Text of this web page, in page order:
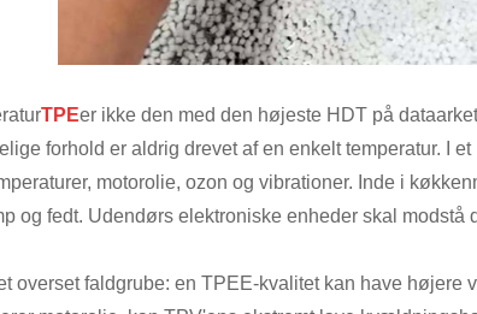
TPEer ikke den med den højeste HDT på
forhold er aldrig drevet af en enkelt temperatur. I
motorolie, ozon og vibrationer. Inde i
og fedt. Udendørs elektroniske enheder skal
overset faldgrube: en TPEE-kvalitet kan have højere